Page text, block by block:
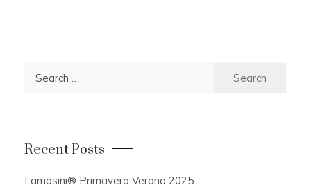
h
f
Recent Posts
Lamasini® Primavera Verano 2025